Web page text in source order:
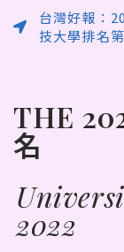
台灣好報：
技大學排名
THE
名
2022